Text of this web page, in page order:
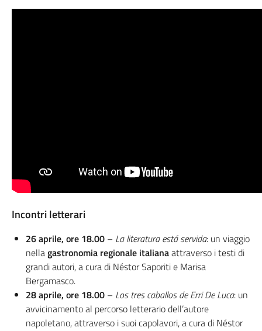
Incontri letterari
26 aprile, ore 18.00 – La literatura está servida: un viaggio
nellagastronomia regionale italianaattraverso i testi di
grandi autori, a cura di Néstor Saporiti e Marisa
Bergamasco.
28 aprile, ore 18.00 – Los tres caballos de Erri De Luca: un
avvicinamento al percorso letterario dell’autore
napoletano, attraverso i suoi capolavori, a cura di Néstor